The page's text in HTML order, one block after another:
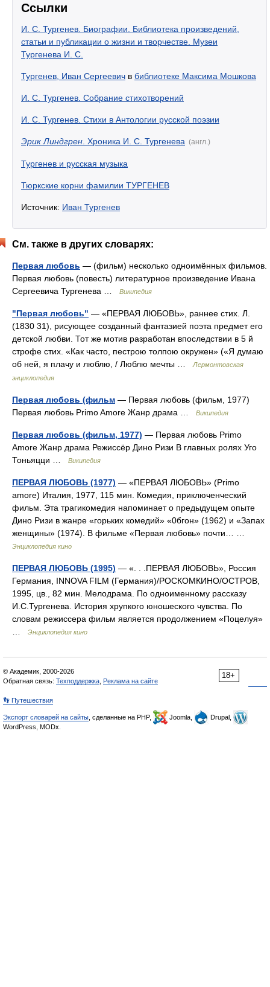
Ссылки
И. С. Тургенев. Биографии. Библиотека произведений,
статьи и публикации о жизни и творчестве. Музеи
Тургенева И. С.
Тургенев, Иван Сергеевич в библиотеке Максима Мошкова
И. С. Тургенев. Собрание стихотворений
И. С. Тургенев. Стихи в Антологии русской поэзии
Эрик Линдгрен . Хроника И. С. Тургенева (англ.)
Тургенев и русская музыка
Тюркские корни фамилии ТУРГЕНЕВ
Источник: Иван Тургенев
См. также в других словарях:
Первая любовь — (фильм) несколько одноимённых фильмов.
Первая любовь (повесть) литературное произведение Ивана
Сергеевича Тургенева …
Википедия
"Первая любовь" — «ПЕРВАЯ ЛЮБОВЬ», раннее стих. Л.
(1830 31), рисующее созданный фантазией поэта предмет его
детской любви. Тот же мотив разработан впоследствии в 5 й
строфе стих. «Как часто, пестрою толпою окружен» («Я думаю
об ней, я плачу и люблю, / Люблю мечты …
Лермонтовская
энциклопедия
Первая любовь (фильм — Первая любовь (фильм, 1977)
Первая любовь Primo Amore Жанр драма …
Википедия
Первая любовь (фильм, 1977) — Первая любовь Primo
Amore Жанр драма Режиссёр Дино Ризи В главных ролях Уго
Тоньяцци …
Википедия
ПЕРВАЯ ЛЮБОВЬ (1977) — «ПЕРВАЯ ЛЮБОВЬ» (Primo
amore) Италия, 1977, 115 мин. Комедия, приключенческий
фильм. Эта трагикомедия напоминает о предыдущем опыте
Дино Ризи в жанре «горьких комедий» «0бгон» (1962) и «Запах
женщины» (1974). В фильме «Первая любовь» почти… …
Энциклопедия кино
ПЕРВАЯ ЛЮБОВЬ (1995) — «. . .ПЕРВАЯ ЛЮБОВЬ», Россия
Германия, INNOVA FILM (Германия)/РОСКОМКИНО/ОСТРОВ,
1995, цв., 82 мин. Мелодрама. По одноименному рассказу
И.С.Тургенева. История хрупкого юношеского чувства. По
словам режиссера фильм является продолжением «Поцелуя»
Энциклопедия кино
18+
© Академик, 2000-2026
Обратная связь: Техподдержка Реклама на сайте
👣 Путешествия
Экспорт словарей на сайты , сделанные на PHP, Joomla,
Drupal,
WordPress, MODx.